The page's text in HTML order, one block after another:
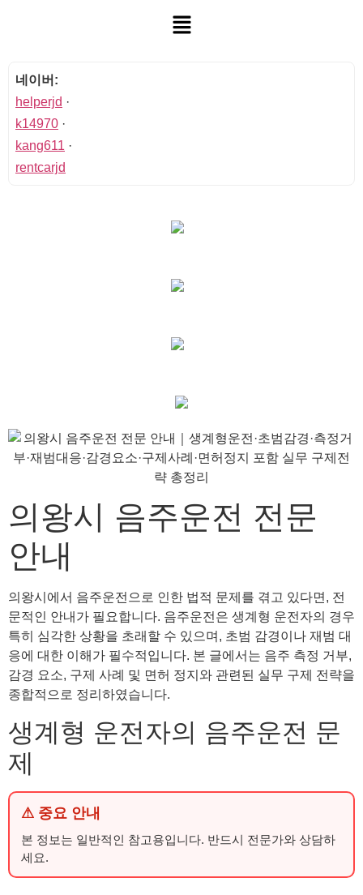
네이버:
helperjd ·
k14970 ·
kang611 ·
rentcarjd
의왕시 음주운전 전문
안내
의왕시에서 음주운전으로 인한 법적 문제를 겪고 있다면, 전
문적인 안내가 필요합니다. 음주운전은 생계형 운전자의 경우
특히 심각한 상황을 초래할 수 있으며, 초범 감경이나 재범 대
응에 대한 이해가 필수적입니다. 본 글에서는 음주 측정 거부,
감경 요소, 구제 사례 및 면허 정지와 관련된 실무 구제 전략을
종합적으로 정리하였습니다.
생계형 운전자의 음주운전 문
제
⚠ 중요 안내
본 정보는 일반적인 참고용입니다. 반드시 전문가와 상담하
세요.